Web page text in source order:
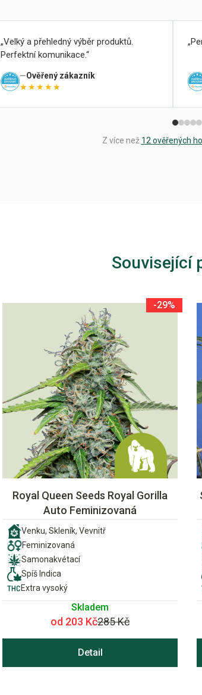
Velký a přehledný výběr produktů.
Perfektní komunikace.
Ověřený zákazník
★★★★★
Z více než 12 ověřených
Související
-29%
Royal Queen Seeds Royal Gorilla
Auto Feminizovaná
Venku, Skleník, Vevnitř
Feminizovaná
Samonakvétací
Spíš Indica
Extra vysoký
Skladem
od 203 Kč285 Kč
Detail